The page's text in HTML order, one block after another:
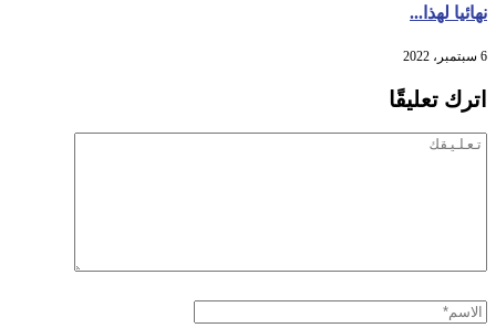
نهائيا لهذا...
6 سبتمبر، 2022
اترك تعليقًا